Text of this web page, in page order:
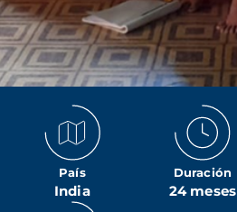
País
India
Duración
24 meses